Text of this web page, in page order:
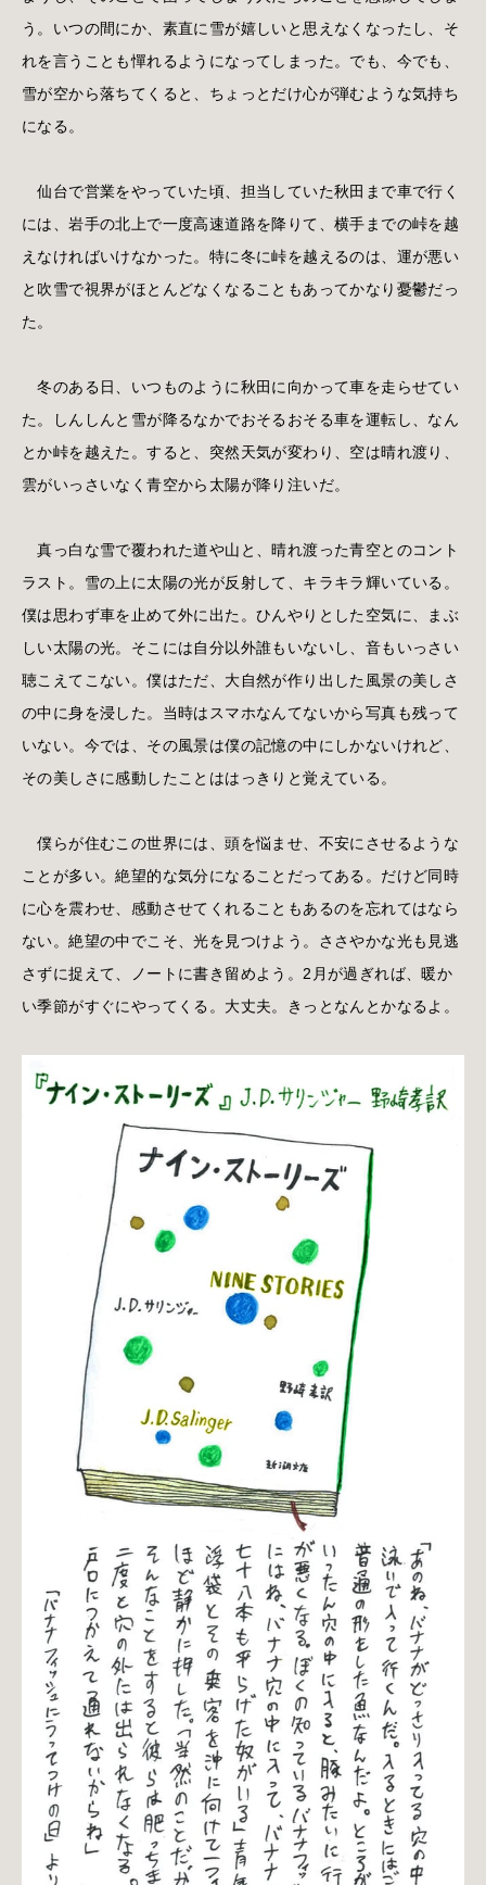
う。いつの間にか、素直に雪が嬉しいと思えなくなったし、そ
れを言うことも憚れるようになってしまった。でも、今でも、
雪が空から落ちてくると、ちょっとだけ心が弾むような気持ち
になる。
仙台で営業をやっていた頃、担当していた秋田まで車で行く
には、岩手の北上で一度高速道路を降りて、横手までの峠を越
えなければいけなかった。特に冬に峠を越えるのは、運が悪い
と吹雪で視界がほとんどなくなることもあってかなり憂鬱だっ
た。
冬のある日、いつものように秋田に向かって車を走らせてい
た。しんしんと雪が降るなかでおそるおそる車を運転し、なん
とか峠を越えた。すると、突然天気が変わり、空は晴れ渡り、
雲がいっさいなく青空から太陽が降り注いだ。
真っ白な雪で覆われた道や山と、晴れ渡った青空とのコント
ラスト。雪の上に太陽の光が反射して、キラキラ輝いている。
僕は思わず車を止めて外に出た。ひんやりとした空気に、まぶ
しい太陽の光。そこには自分以外誰もいないし、音もいっさい
聴こえてこない。僕はただ、大自然が作り出した風景の美しさ
の中に身を浸した。当時はスマホなんてないから写真も残って
いない。今では、その風景は僕の記憶の中にしかないけれど、
その美しさに感動したことははっきりと覚えている。
僕らが住むこの世界には、頭を悩ませ、不安にさせるような
ことが多い。絶望的な気分になることだってある。だけど同時
に心を震わせ、感動させてくれることもあるのを忘れてはなら
ない。絶望の中でこそ、光を見つけよう。ささやかな光も見逃
さずに捉えて、ノートに書き留めよう。2月が過ぎれば、暖か
い季節がすぐにやってくる。大丈夫。きっとなんとかなるよ。